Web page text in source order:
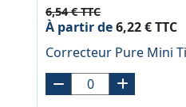
6,54 € TTC
À partir de6,22 € TTC
Correcteur Pure Mini